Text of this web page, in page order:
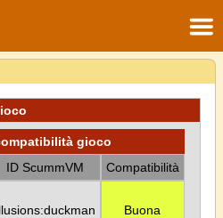
gioco
ID ScummVM
Compatibilità
Buona